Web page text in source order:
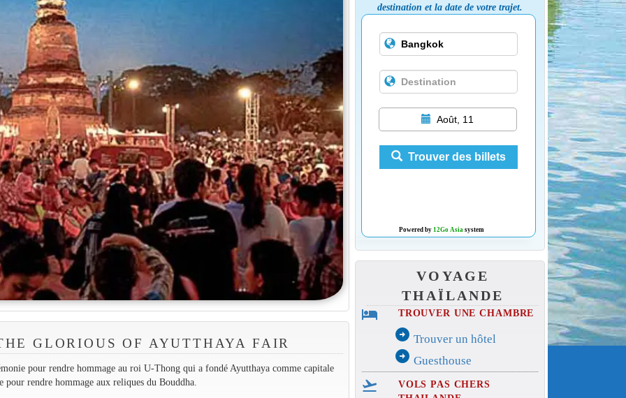
GLORIOUS OF AYUTTHAYA FAIR
pour rendre hommage au roi U-Thong qui a fondé Ayutthaya comme capitale
rendre hommage aux reliques du Bouddha.
destination et la date de votre trajet.
Août, 11
Trouver des billets
Powered by 12Go Asiasystem
VOYAGE
THAÏLANDE
hotel TROUVER UNE CHAMBRE
arrow_circle_right Trouver un hôtel
arrow_circle_right Guesthouse
flight_takeoff
VOLS PAS CHERS